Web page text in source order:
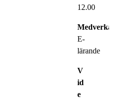
12.00
E-
lärande
V
id
e